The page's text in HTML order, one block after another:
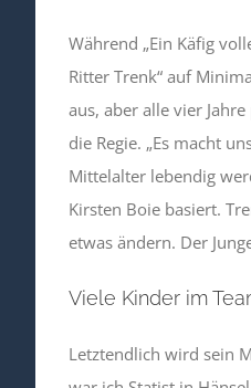
Während „Ein Käfig
Ritter Trenk“ auf
aus, aber alle vier
die Regie. „Es macht
Mittelalter lebendig
Kirsten Boie basiert.
etwas ändern. Der
Viele Kinder im
Letztendlich wird sein